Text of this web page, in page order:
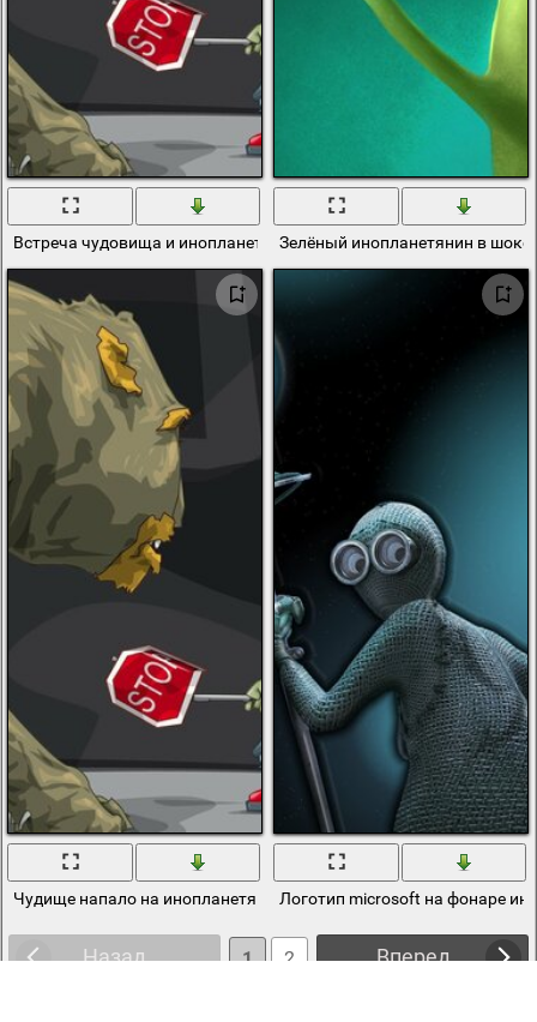
Встреча чудовища и инопланетянина. СтопЗелёный инопланетянин в шоке
Чудище напало на инопланетянина с табличкой стоп
Логотип microsoft на фонаре
Назад Вперед
1
2